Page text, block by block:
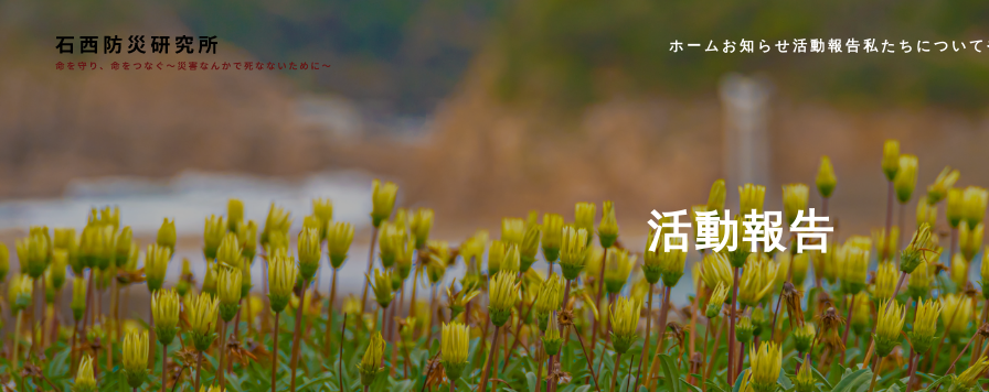
ホーム お知らせ 活動報告 私たちについて
活動報告